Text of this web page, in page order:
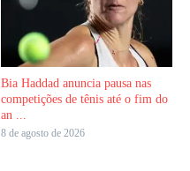
Bia Haddad anuncia pausa nas
competições de tênis até o fim do
an ...
8 de agosto de 2026